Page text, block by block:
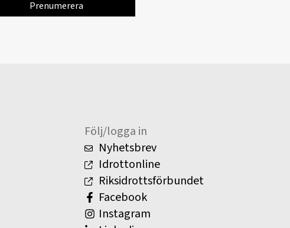
Följ/logga in
Nyhetsbrev
Idrottonline
Riksidrottsförbundet
Facebook
Instagram